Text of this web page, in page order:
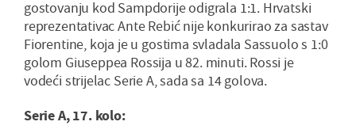
gostovanju kod Sampdorije odigrala 1:1. Hrvatski
reprezentativac Ante Rebić nije konkurirao za sastav
Fiorentine, koja je u gostima svladala Sassuolo s 1:0
golom Giuseppea Rossija u 82. minuti. Rossi je
vodeći strijelac Serie A, sada sa 14 golova.
Serie A, 17. kolo: